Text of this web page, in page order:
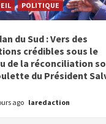
POLITIQUE
du Sud : Vers des
crédibles sous le
de la réconciliation
du Président
ago laredaction